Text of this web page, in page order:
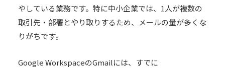
やしている業務です。特に中小企業では、1人が複数の
取引先・部署とやり取りするため、メールの量が多くな
りがちです。
Google WorkspaceのGmailには、すでに